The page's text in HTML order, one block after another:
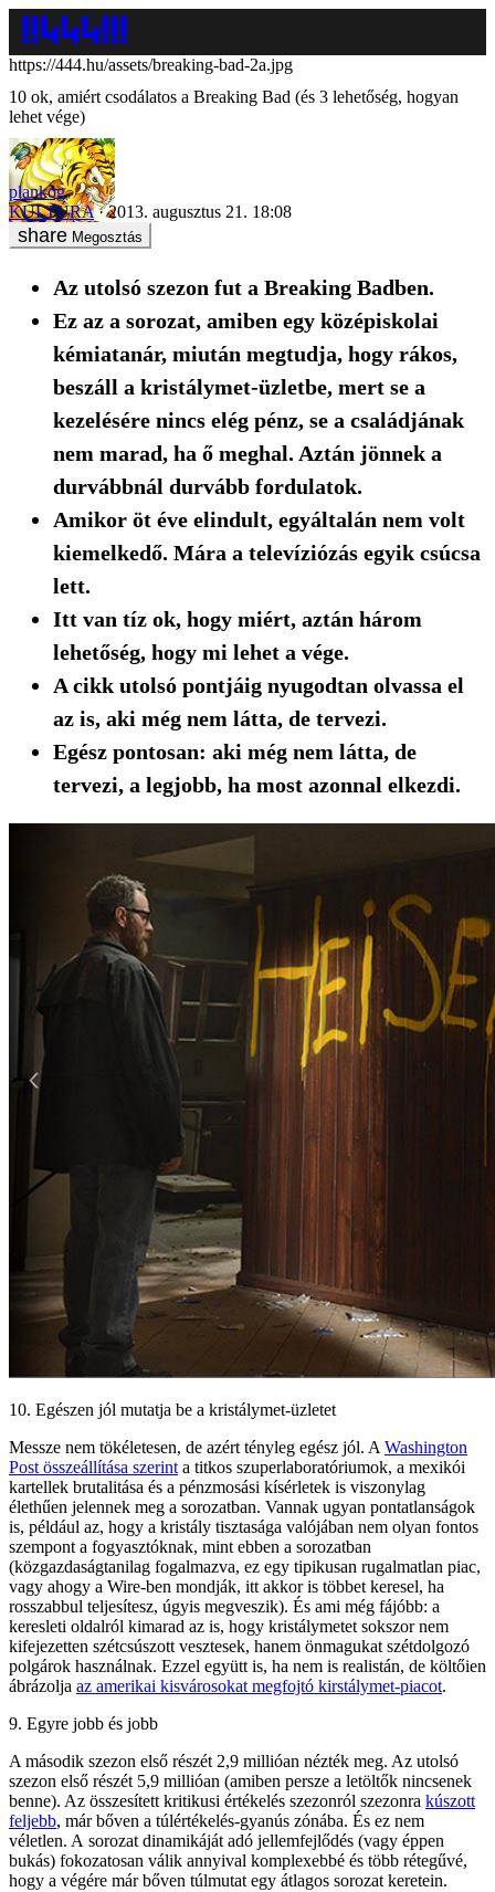
https://444.hu/assets/breaking-bad-2a.jpg
10 ok, amiért csodálatos a Breaking Bad (és 3 lehetőség, hogyan
lehet vége)
plankog
KULTÚRA
2013. augusztus 21. 18:08
Megosztás
Az utolsó szezon fut a Breaking Badben.
Ez az a sorozat, amiben egy középiskolai
kémiatanár, miután megtudja, hogy rákos,
beszáll a kristálymet-üzletbe, mert se a
kezelésére nincs elég pénz, se a családjának
nem marad, ha ő meghal. Aztán jönnek a
durvábbnál durvább fordulatok.
Amikor öt éve elindult, egyáltalán nem volt
kiemelkedő. Mára a televíziózás egyik csúcsa
lett.
Itt van tíz ok, hogy miért, aztán három
lehetőség, hogy mi lehet a vége.
A cikk utolsó pontjáig nyugodtan olvassa el
az is, aki még nem látta, de tervezi.
Egész pontosan: aki még nem látta, de
tervezi, a legjobb, ha most azonnal elkezdi.
10. Egészen jól mutatja be a kristálymet-üzletet
Messze nem tökéletesen, de azért tényleg egész jól. AWashington
Post összeállítása szerinta titkos szuperlaboratóriumok, a mexikói
kartellek brutalitása és a pénzmosási kísérletek is viszonylag
élethűen jelennek meg a sorozatban. Vannak ugyan pontatlanságok
is, például az, hogy a kristály tisztasága valójában nem olyan fontos
szempont a fogyasztóknak, mint ebben a sorozatban
(közgazdaságtanilag fogalmazva, ez egy tipikusan rugalmatlan piac,
vagy ahogy a Wire-ben mondják, itt akkor is többet keresel, ha
rosszabbul teljesítesz, úgyis megveszik). És ami még fájóbb: a
keresleti oldalról kimarad az is, hogy kristálymetet sokszor nem
kifejezetten szétcsúszott vesztesek, hanem önmagukat szétdolgozó
polgárok használnak. Ezzel együtt is, ha nem is realistán, de költőien
ábrázolja az amerikai kisvárosokat megfojtó kirstálymet-piacot.
9. Egyre jobb és jobb
A második szezon első részét 2,9 millióan nézték meg. Az utolsó
szezon első részét 5,9 millióan (amiben persze a letöltők nincsenek
benne). Az összesített kritikusi értékelés szezonról szezonra kúszott
feljebb, már bőven a túlértékelés-gyanús zónába. És ez nem
véletlen. A sorozat dinamikáját adó jellemfejlődés (vagy éppen
bukás) fokozatosan válik annyival komplexebbé és több rétegűvé,
hogy a végére már bőven túlmutat egy átlagos sorozat keretein.